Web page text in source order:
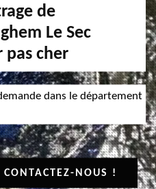
de
Le Sec
pas cher
dans le département
CONTACTEZ-NOUS !